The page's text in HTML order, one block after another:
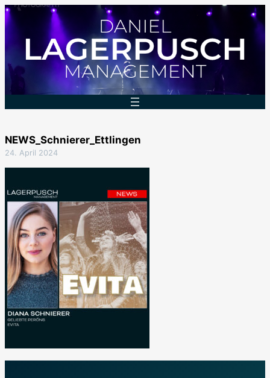
Zum
Inhalt
springen
NEWS_Schnierer_Ettlingen
24. April 2024